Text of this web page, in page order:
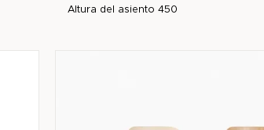
Altura del asiento 450